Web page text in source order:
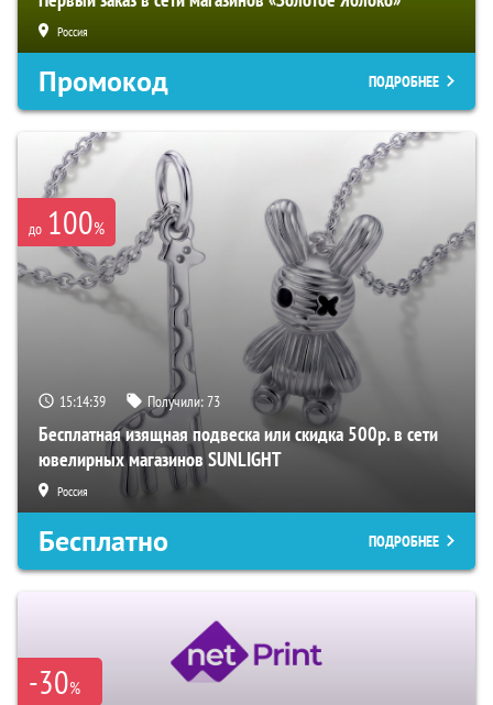
Россия
Промокод ПОДРОБНЕЕ
до 100%
15:14:38 Получили:73
Бесплатная изящная подвеска или скидка 500р. в сети
ювелирных магазинов SUNLIGHT
Россия
Бесплатно ПОДРОБНЕЕ
-30%